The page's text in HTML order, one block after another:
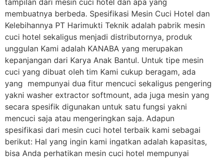
membuatnya berbeda. Spesifikasi Mesin Cuci Hotel dan
Kelebihannya PT Harimukti Teknik adalah pabrik mesin
cuci hotel sekaligus menjadi distributornya, produk
unggulan Kami adalah KANABA yang merupakan
kepanjangan dari Karya Anak Bantul. Untuk tipe mesin
cuci yang dibuat oleh tim Kami cukup beragam, ada
yang mempunyai dua fitur mencuci sekaligus pengering
yakni washer extractor softmount, ada juga mesin yang
secara spesifik digunakan untuk satu fungsi yakni
mencuci saja atau mengeringkan saja. Adapun
spesifikasi dari mesin cuci hotel terbaik kami sebagai
berikut: Hal yang ingin kami ingatkan adalah kapasitas,
bisa Anda perhatikan mesin cuci hotel mempunyai